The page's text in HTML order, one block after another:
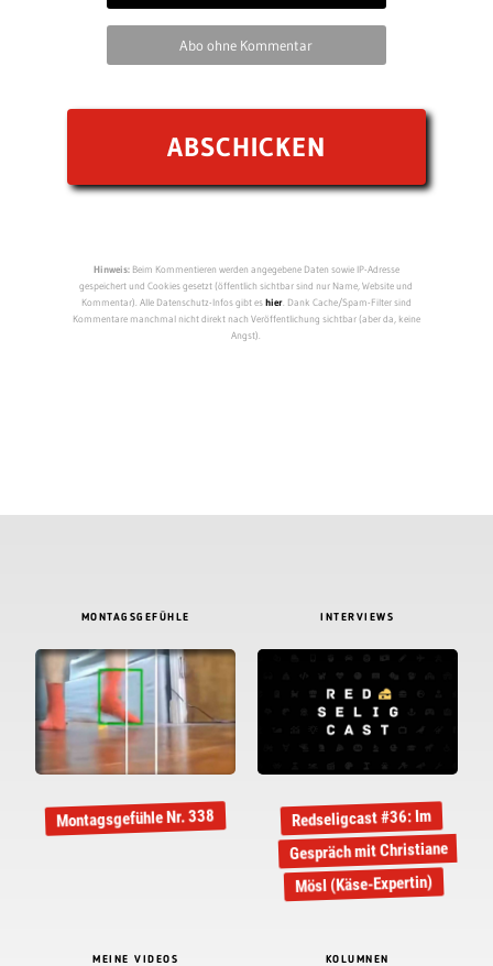
Abo ohne Kommentar
Hinweis:Beim Kommentieren werden angegebene Daten sowie IP-Adresse
gespeichert und Cookies gesetzt (öffentlich sichtbar sind nur Name, Website und
Kommentar). Alle Datenschutz-Infos gibt eshier. Dank Cache/Spam-Filter sind
Kommentare manchmal nicht direkt nach Veröffentlichung sichtbar (aber da, keine
Angst).
MONTAGSGEFÜHLE
Montagsgefühle Nr. 338
INTERVIEWS
Redseligcast #36: Im
Gespräch mit Christiane
Mösl (Käse-Expertin)
MEINE VIDEOS KOLUMNEN